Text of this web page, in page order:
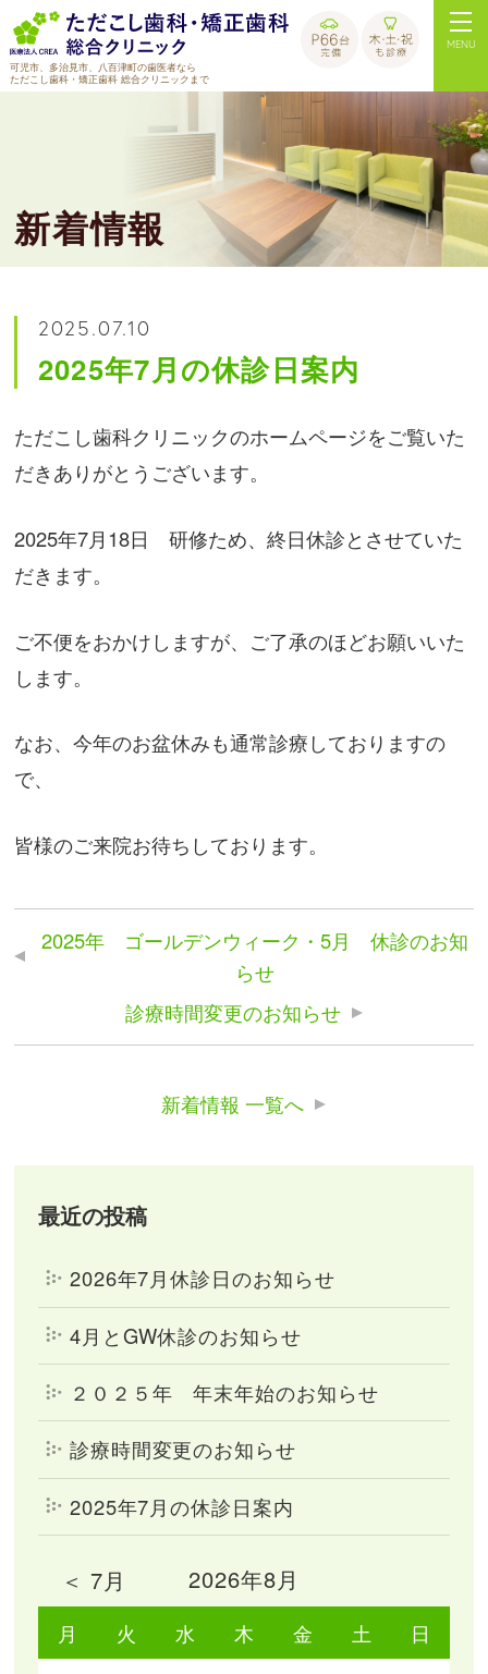
可児市、多治見市、八百津町の歯医者なら
ただこし歯科・矯正歯科 総合クリニックまで
新着情報
MENU
2025.07.10
2025年7月の休診日案内
ただこし歯科クリニックのホームページをご覧いた
だきありがとうございます。
2025年7月18日 研修ため、終日休診とさせていた
だきます。
ご不便をおかけしますが、ご了承のほどお願いいた
します。
なお、今年のお盆休みも通常診療しておりますの
で、
皆様のご来院お待ちしております。
2025年 ゴールデンウィーク・5月 休診のお知
らせ
診療時間変更のお知らせ
新着情報 一覧へ
最近の投稿
2026年7月休診日のお知らせ
4月とGW休診のお知らせ
２０２５年 年末年始のお知らせ
診療時間変更のお知らせ
2025年7月の休診日案内
2026年8月
月 火 水 木 金 土 日
＜ 7月